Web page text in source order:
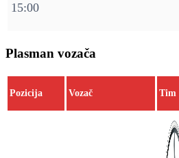
15:00
Plasman vozača
Pozicija Vozač Tim